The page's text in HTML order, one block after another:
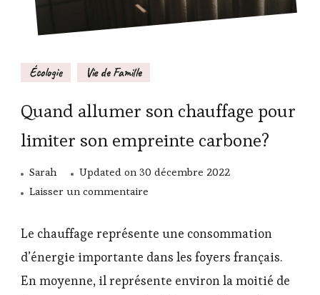
Écologie Vie de Famille
Quand allumer son chauffage pour
limiter son empreinte carbone?
Sarah Updated on 30 décembre 2022
Laisser un commentaire
allumer
pour
Le chauffage représente une consommation
d’énergie importante dans les foyers français.
En moyenne, il représente environ la moitié de